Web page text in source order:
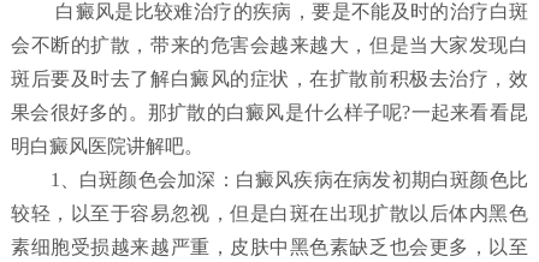
白癜风是比较难治疗的疾病，要是不能及时的治疗白斑
会不断的扩散，带来的危害会越来越大，但是当大家发现白
斑后要及时去了解白癜风的症状，在扩散前积极去治疗，效
果会很好多的。那扩散的白癜风是什么样子呢?一起来看看昆
明白癜风医院讲解吧。
1、白斑颜色会加深：白癜风疾病在病发初期白斑颜色比
较轻，以至于容易忽视，但是白斑在出现扩散以后体内黑色
素细胞受损越来越严重，皮肤中黑色素缺乏也会更多，以至